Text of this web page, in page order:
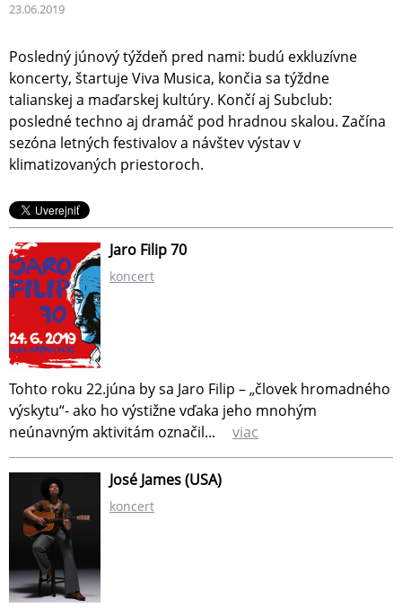
23.06.2019
Posledný júnový týždeň pred nami: budú exkluzívne
koncerty, štartuje Viva Musica, končia sa týždne
talianskej a maďarskej kultúry. Končí aj Subclub:
posledné techno aj dramáč pod hradnou skalou. Začína
sezóna letných festivalov a návštev výstav v
klimatizovaných priestoroch.
Jaro Filip 70
koncert
Tohto roku 22.júna by sa Jaro Filip – „človek hromadného
výskytu“- ako ho výstižne vďaka jeho mnohým
neúnavným aktivitám označil... viac
José James (USA)
koncert